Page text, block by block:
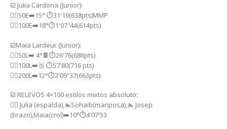
☑️ Julia Cardona (Junior):
🏊‍♀️50E➡️15° ⏱️31'19(638pts)MMP
🏊‍♀️100E➡️18°⏱️1'07″44(614pts)
☑️Maia Lardeur (Junior):
🏊‍♀️50L➡️ 4°🍫⏱️26'76(686pts)
🏊‍♀️100L➡️🥉 ⏱️57'80(716 pts)
🏊‍♀️200L➡️12°⏱️2'09″37(663pts)
☑️ RELEVOS 4×100 estilos mixtos absoluto:
🏊‍♀️ Julia (espalda),🏊Sohaib(mariposa),🏊 Josep
(brazo),Maia(crol)➡️10°⏱️4'07'53